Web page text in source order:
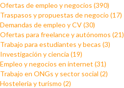
Ofertas de empleo y negocios (390)
Traspasos y propuestas de negocio (17)
Demandas de empleo y CV (30)
Ofertas para freelance y autónomos (21)
Trabajo para estudiantes y becas (3)
Investigación y ciencia (19)
Empleo y negocios en internet (31)
Trabajo en ONGs y sector social (2)
Hosteleria y turismo (2)